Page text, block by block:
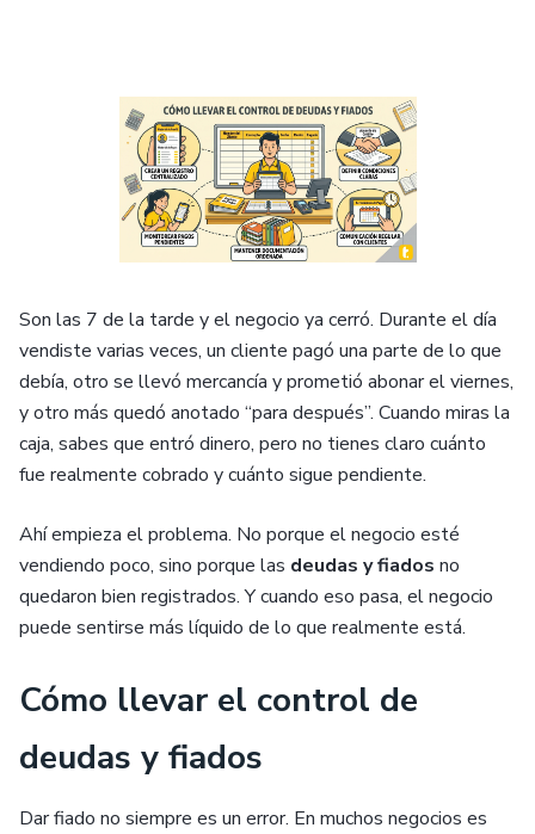
Son las 7 de la tarde y el negocio ya cerró. Durante el día
vendiste varias veces, un cliente pagó una parte de lo que
debía, otro se llevó mercancía y prometió abonar el viernes,
y otro más quedó anotado “para después”. Cuando miras la
caja, sabes que entró dinero, pero no tienes claro cuánto
fue realmente cobrado y cuánto sigue pendiente.
Ahí empieza el problema. No porque el negocio esté
vendiendo poco, sino porque las deudas y fiados no
quedaron bien registrados. Y cuando eso pasa, el negocio
puede sentirse más líquido de lo que realmente está.
Cómo llevar el control de
deudas y fiados
Dar fiado no siempre es un error. En muchos negocios es